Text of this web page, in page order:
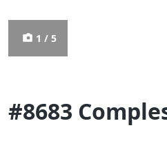
1 / 5
#8683